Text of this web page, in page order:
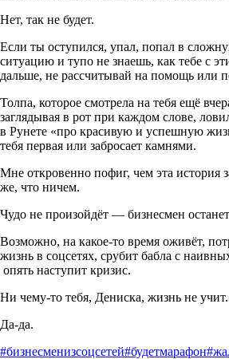
Нет, так не будет.
Если ты оступился, упал, попал в
ситуацию и тупо не знаешь, как тебе с
дальше, не рассчитывай на помощь или
Толпа, которое смотрела на тебя ещё
заглядывая в рот при каждом слове,
в Рунете «про красивую и успешную
тебя первая или забросает камнями.
Мне откровенно пофиг, чем эта история
же, что ничем.
Чудо не произойдёт — бизнесмен
Возможно, на какое-то время оживёт,
жизнь в соцсетях, срубит бабла с
опять наступит кризис.
Ни чему-то тебя, Дениска, жизнь не учит.
Да-да.
#бизнесменизсоцсетей#будетмарафон